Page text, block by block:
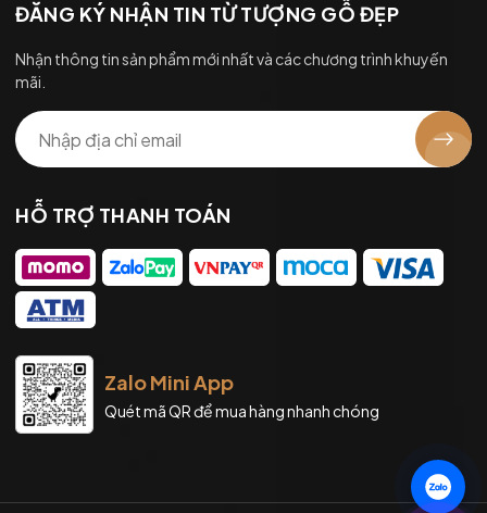
ĐĂNG KÝ NHẬN TIN TỪ TƯỢNG GỖ ĐẸP
Nhận thông tin sản phẩm mới nhất và các chương trình khuyến
mãi.
HỖ TRỢ THANH TOÁN
Zalo Mini App
Quét mã QR để mua hàng nhanh chóng